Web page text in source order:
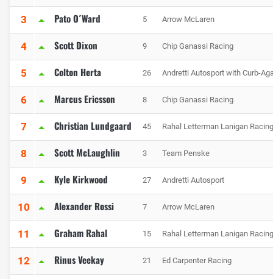
3 Pato O´Ward 5 Arrow McLaren
4 Scott Dixon 9 Chip Ganassi Racing
5 Colton Herta 26 Andretti Autosport with Curb-
6 Marcus Ericsson 8 Chip Ganassi Racing
7 Christian Lundgaard 45 Rahal Letterman Lanigan Racing
8 Scott McLaughlin 3 Team Penske
9 Kyle Kirkwood 27 Andretti Autosport
10 Alexander Rossi 7 Arrow McLaren
11 Graham Rahal 15 Rahal Letterman Lanigan Racing
12 Rinus Veekay 21 Ed Carpenter Racing